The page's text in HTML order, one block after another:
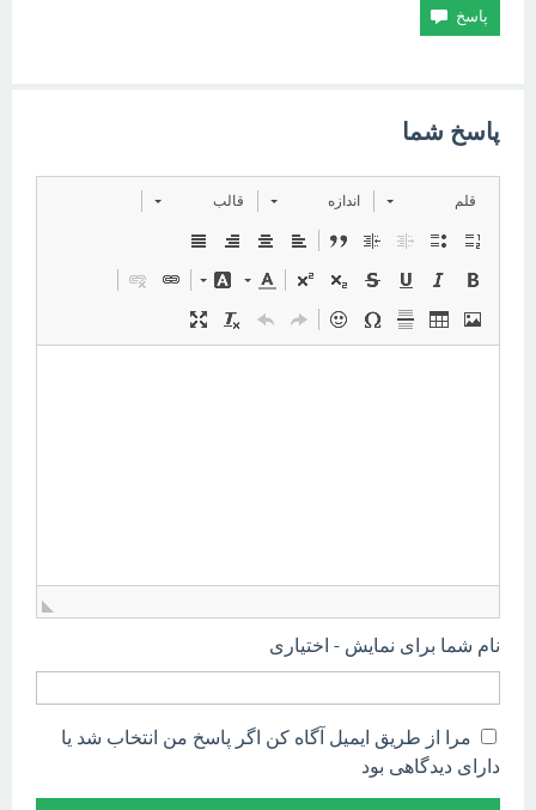
پاسخ شما
قلم اندازه قالب
نام شما برای نمایش - اختیاری
مرا از طریق ایمیل آگاه کن اگر پاسخ من انتخاب شد یا
دارای دیدگاهی بود